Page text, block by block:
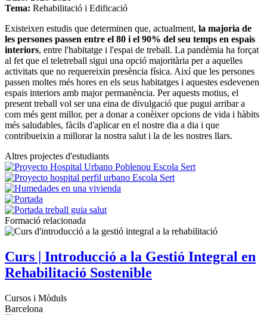
Tema: Rehabilitació i Edificació
Existeixen estudis que determinen que, actualment, la majoria de
les persones passen entre el 80 i el 90% del seu temps en espais
interiors, entre l'habitatge i l'espai de treball. La pandèmia ha forçat
al fet que el teletreball sigui una opció majoritària per a aquelles
activitats que no requereixin presència física. Així que les persones
passen moltes més hores en els seus habitatges i aquestes esdevenen
espais interiors amb major permanència. Per aquests motius, el
present treball vol ser una eina de divulgació que pugui arribar a
com més gent millor, per a donar a conèixer opcions de vida i hàbits
més saludables, fàcils d'aplicar en el nostre dia a dia i que
contribueixin a millorar la nostra salut i la de les nostres llars.
Altres projectes d'estudiants
Formació relacionada
Curs | Introducció a la Gestió Integral en
Rehabilitació Sostenible
Cursos i Mòduls
Barcelona